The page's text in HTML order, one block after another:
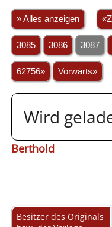
» Alles anzeigen
3085 3086 3087
62756» Vorwärts»
Wird
Berthold
Besitzer des Originals